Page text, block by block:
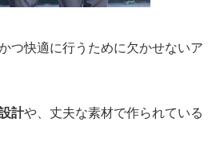
つ快適に行うために欠かせないア
計や、丈夫な素材で作られている